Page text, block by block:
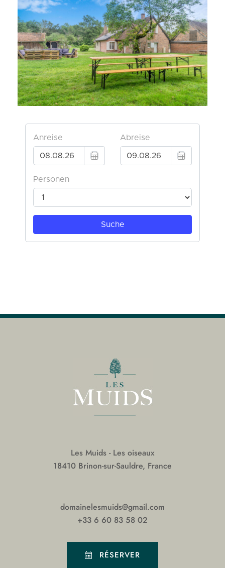
Les Muids - Les oiseaux
18410 Brinon-sur-Sauldre, France
domainelesmuids@gmail.com
+33 6 60 83 58 02
RÉSERVER